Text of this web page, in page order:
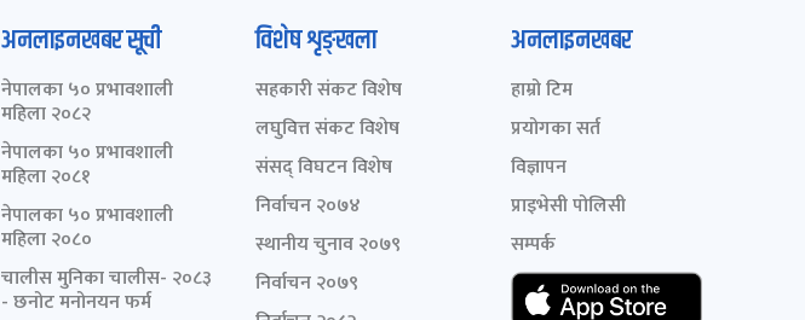
अनलाइनखबर सूची
नेपालका ५० प्रभावशाली
महिला २०८२
नेपालका ५० प्रभावशाली
महिला २०८१
नेपालका ५० प्रभावशाली
महिला २०८०
चालीस मुनिका चालीस- २०८३
- छनोट मनोनयन फर्म
विशेष शृङ्खला
सहकारी संकट विशेष
लघुवित्त संकट विशेष
संसद् विघटन विशेष
निर्वाचन २०७४
स्थानीय चुनाव २०७९
निर्वाचन २०७९
अनलाइनखबर
हाम्रो टिम
प्रयोगका सर्त
विज्ञापन
प्राइभेसी पोलिसी
सम्पर्क